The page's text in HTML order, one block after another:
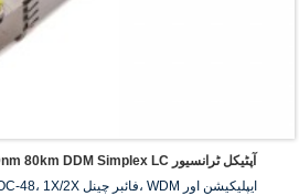
3Gb/s SFP+ BIDI 1490nm/1550nm 80km DDM Simplex LC آپٹیکل ٹرانسیور